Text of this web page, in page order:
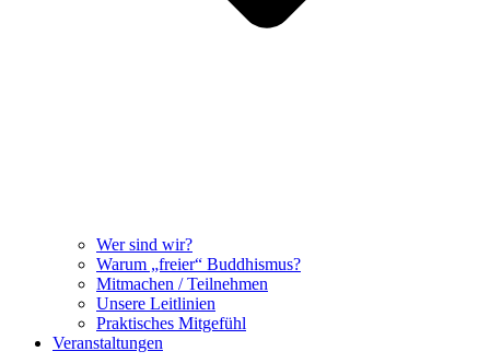
Wer sind wir?
Warum „freier“ Buddhismus?
Mitmachen / Teilnehmen
Unsere Leitlinien
Praktisches Mitgefühl
Veranstaltungen